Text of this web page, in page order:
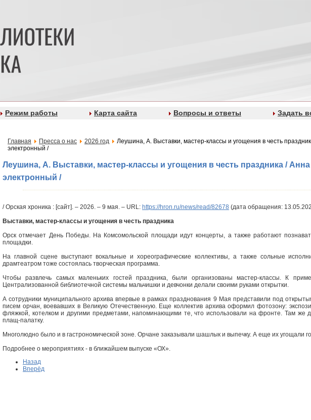
Режим работы Карта сайта Вопросы и ответы Задать
Главная Пресса о нас 2026 год
Леушина, А. Выставки, мастер-классы и угощения в честь
электронный /
Леушина, А. Выставки, мастер-классы и угощения в честь праздника / Анна
электронный /
/ Орская хроника : [сайт]. – 2026. – 9 мая. – URL: https://hron.ru/news/read/82678 (дата обращения:
Выставки, мастер-классы и угощения в честь праздника
Орск отмечает День Победы. На Комсомольской площади идут концерты, а также работают
площадки.
На главной сцене выступают вокальные и хореографические коллективы, а также сольные
драмтеатром тоже состоялась творческая программа.
Чтобы развлечь самых маленьких гостей праздника, были организованы мастер-классы. К
Централизованной библиотечной системы мальчишки и девчонки делали своими руками открытки.
А сотрудники муниципального архива впервые в рамках празднования 9 Мая представили под
писем орчан, воевавших в Великую Отечественную. Еще коллектив архива оформил фотозону:
фляжкой, котелком и другими предметами, напоминающими те, что использовали на фронте. Там же
плащ-палатку.
Многолюдно было и в гастрономической зоне. Орчане заказывали шашлык и выпечку. А еще их угощали
Подробнее о мероприятиях - в ближайшем выпуске «ОХ».
Назад
Вперёд